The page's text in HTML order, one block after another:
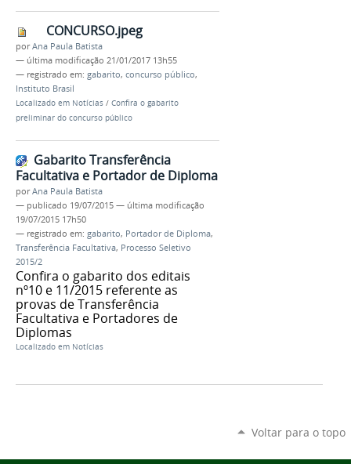
CONCURSO.jpeg
porAna Paula Batista
— última modificação 21/01/2017 13h55
— registrado em: gabarito, concurso público,
Instituto Brasil
Localizado em Notícias / Confira o gabarito
preliminar do concurso público
Gabarito Transferência
Facultativa e Portador de Diploma
porAna Paula Batista
— publicado 19/07/2015 — última modificação
19/07/2015 17h50
— registrado em: gabarito, Portador de Diploma,
Transferência Facultativa, Processo Seletivo
2015/2
Confira o gabarito dos editais
nº10 e 11/2015 referente as
provas de Transferência
Facultativa e Portadores de
Diplomas
Localizado em Notícias
Voltar para o topo